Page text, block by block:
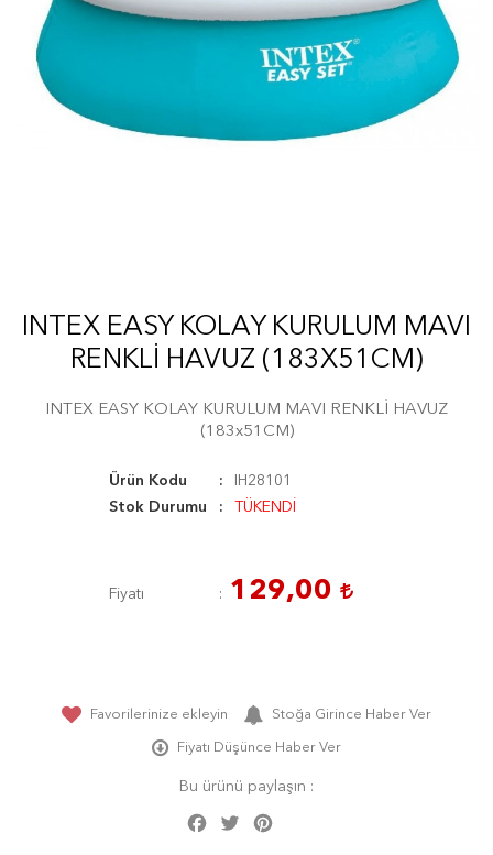
INTEX EASY KOLAY KURULUM MAVI
RENKLİ HAVUZ (183X51CM)
INTEX EASY KOLAY KURULUM MAVI RENKLİ HAVUZ
(183x51CM)
Ürün Kodu
IH28101
Stok Durumu
TÜKENDİ
Fiyatı 129,00
Favorilerinize ekleyin Stoğa Girince Haber Ver
Fiyatı Düşünce Haber Ver
Bu ürünü paylaşın :
Facebook
Twitter